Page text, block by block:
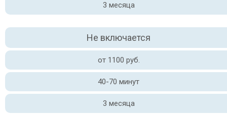
3 месяца
Не включается
от 1100 руб.
40-70 минут
3 месяца